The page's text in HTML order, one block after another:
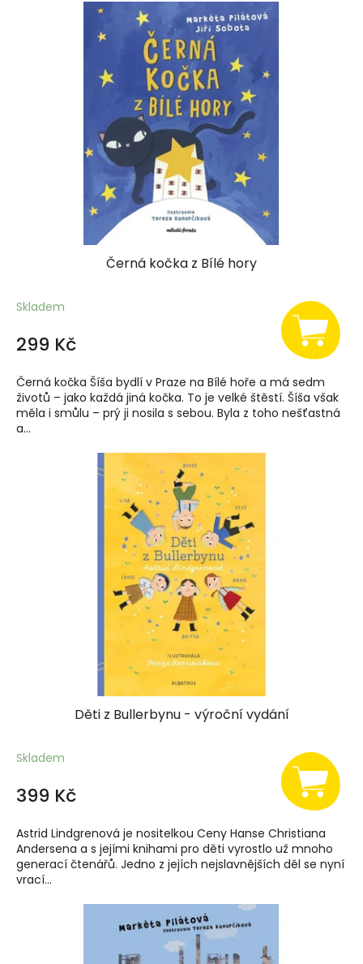
Černá kočka z Bílé hory
Skladem
299 Kč
Černá kočka Šíša bydlí v Praze na Bílé hoře a má sedm
životů – jako každá jiná kočka. To je velké štěstí. Šíša však
měla i smůlu – prý ji nosila s sebou. Byla z toho nešťastná
a...
Děti z Bullerbynu - výroční vydání
Skladem
399 Kč
Astrid Lindgrenová je nositelkou Ceny Hanse Christiana
Andersena a s jejími knihami pro děti vyrostlo už mnoho
generací čtenářů. Jedno z jejích nejslavnějších děl se nyní
vrací...